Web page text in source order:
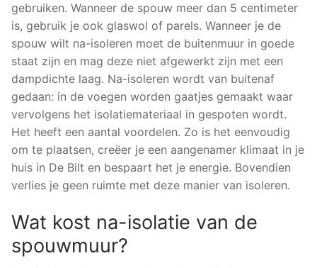
gebruiken. Wanneer de spouw meer dan 5 centimeter
is, gebruik je ook glaswol of parels. Wanneer je de
spouw wilt na-isoleren moet de buitenmuur in goede
staat zijn en mag deze niet afgewerkt zijn met een
dampdichte laag. Na-isoleren wordt van buitenaf
gedaan: in de voegen worden gaatjes gemaakt waar
vervolgens het isolatiemateriaal in gespoten wordt.
Het heeft een aantal voordelen. Zo is het eenvoudig
om te plaatsen, creëer je een aangenamer klimaat in je
huis in De Bilt en bespaart het je energie. Bovendien
verlies je geen ruimte met deze manier van isoleren.
Wat kost na-isolatie van de
spouwmuur?